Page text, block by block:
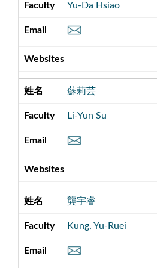
Yu-Da Hsiao
蘇莉芸
Li-Yun Su
龔宇睿
Kung, Yu-Ruei